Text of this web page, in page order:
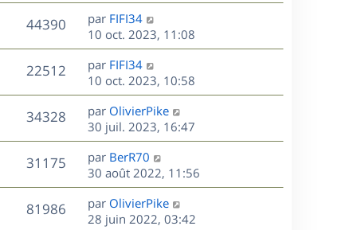
a
g
e
e
s
s
a
g
e
s
e
r
m
e
s
s
a
g
e
u
s
r
n
i
e
r
m
e
s
s
a
g
e
44390V
u
e
s
D
e
r
n
i
e
r
m
e
s
s
a
g
e
par FIFI34
10 oct. 2023, 11:08
22512V
u
e
D
e
r
n
i
e
r
m
e
s
s
par FIFI34
10 oct. 2023, 10:58
34328V
u
D
e
r
n
i
e
r
m
par OlivierPike
30 juil. 2023, 16:47
31175V
u
e
D
e
r
n
i
par BerR70
30 août 2022, 11:56
81986V
D
e
par OlivierPike
28 juin 2022, 03:42